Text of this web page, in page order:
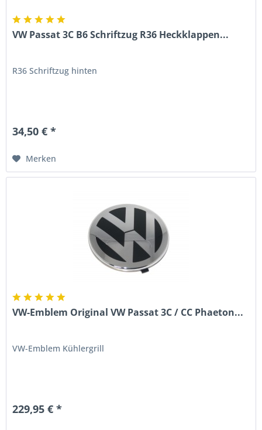
VW Passat 3C B6 Schriftzug R36 Heckklappen...
R36 Schriftzug hinten
34,50 € *
Merken
VW-Emblem Original VW Passat 3C / CC Phaeton...
VW-Emblem Kühlergrill
229,95 € *